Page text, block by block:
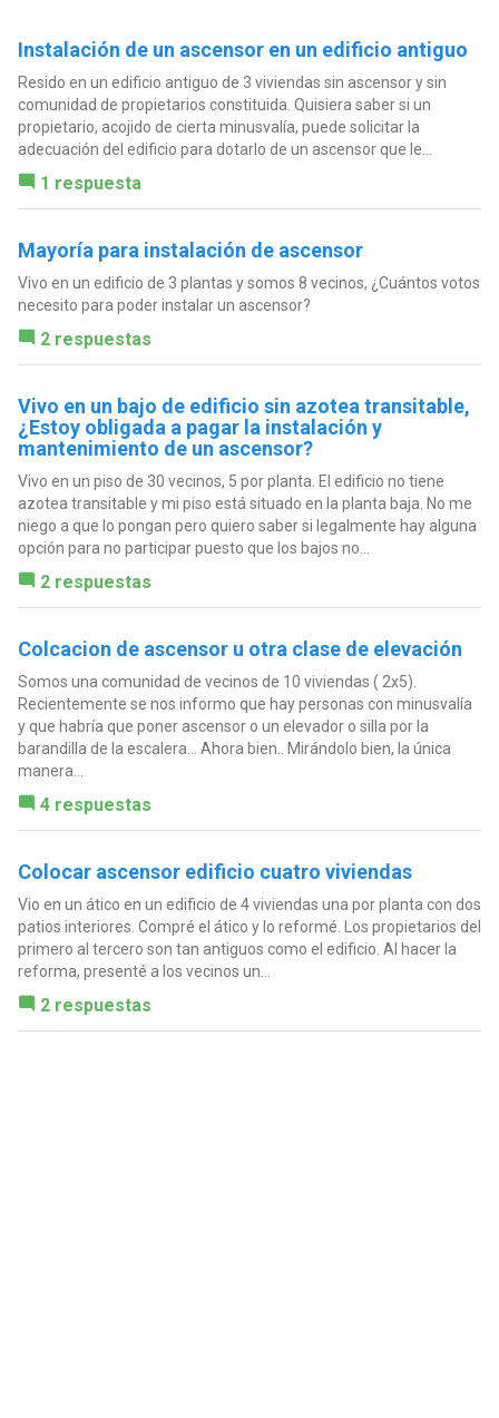
Instalación de un ascensor en un edificio antiguo
Resido en un edificio antiguo de 3 viviendas sin ascensor y sin
comunidad de propietarios constituida. Quisiera saber si un
propietario, acojido de cierta minusvalía, puede solicitar la
adecuación del edificio para dotarlo de un ascensor que le...
1 respuesta
Mayoría para instalación de ascensor
Vivo en un edificio de 3 plantas y somos 8 vecinos, ¿Cuántos votos
necesito para poder instalar un ascensor?
2 respuestas
Vivo en un bajo de edificio sin azotea transitable,
¿Estoy obligada a pagar la instalación y
mantenimiento de un ascensor?
Vivo en un piso de 30 vecinos, 5 por planta. El edificio no tiene
azotea transitable y mi piso está situado en la planta baja. No me
niego a que lo pongan pero quiero saber si legalmente hay alguna
opción para no participar puesto que los bajos no...
2 respuestas
Colcacion de ascensor u otra clase de elevación
Somos una comunidad de vecinos de 10 viviendas ( 2x5).
Recientemente se nos informo que hay personas con minusvalía
y que habría que poner ascensor o un elevador o silla por la
barandilla de la escalera... Ahora bien.. Mirándolo bien, la única
manera...
4 respuestas
Colocar ascensor edificio cuatro viviendas
Vio en un ático en un edificio de 4 viviendas una por planta con dos
patios interiores. Compré el ático y lo reformé. Los propietarios del
primero al tercero son tan antiguos como el edificio. Al hacer la
reforma, presenté a los vecinos un...
2 respuestas